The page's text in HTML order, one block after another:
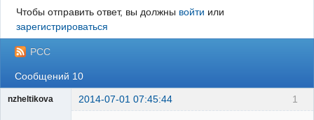
Чтобы отправить ответ, вы должны войти или
зарегистрироваться
РСС
Сообщений 10
1
nzheltikova 2014-07-01 07:45:44